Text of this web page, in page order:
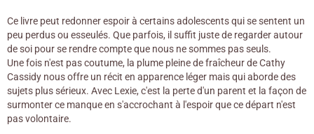
Ce livre peut redonner espoir à certains adolescents qui se sentent un
peu perdus ou esseulés. Que parfois, il suffit juste de regarder autour
de soi pour se rendre compte que nous ne sommes pas seuls.
Une fois n'est pas coutume, la plume pleine de fraîcheur de Cathy
Cassidy nous offre un récit en apparence léger mais qui aborde des
sujets plus sérieux. Avec Lexie, c'est la perte d'un parent et la façon de
surmonter ce manque en s'accrochant à l'espoir que ce départ n'est
pas volontaire.